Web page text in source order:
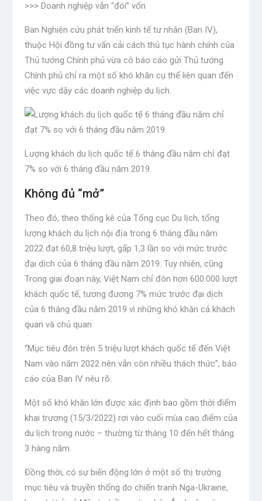
>>> Doanh nghiệp vẫn “đói” vốn
Ban Nghiên cứu phát triển kinh tế tư nhân (Ban IV),
thuộc Hội đồng tư vấn cải cách thủ tục hành chính của
Thủ tướng Chính phủ vừa có báo cáo gửi Thủ tướng
Chính phủ chỉ ra một số khó khăn cụ thể liên quan đến
việc vực dậy các doanh nghiệp du lịch.
Lượng khách du lịch quốc tế 6 tháng đầu năm chỉ đạt
7% so với 6 tháng đầu năm 2019.
Không đủ “mở”
Theo đó, theo thống kê của Tổng cục Du lịch, tổng
lượng khách du lịch nội địa trong 6 tháng đầu năm
2022 đạt 60,8 triệu lượt, gấp 1,3 lần so với mức trước
đại dịch của 6 tháng đầu năm 2019. Tuy nhiên, cũng
Trong giai đoạn này, Việt Nam chỉ đón hơn 600.000 lượt
khách quốc tế, tương đương 7% mức trước đại dịch
của 6 tháng đầu năm 2019 vì những khó khăn cả khách
quan và chủ quan.
“Mục tiêu đón trên 5 triệu lượt khách quốc tế đến Việt
Nam vào năm 2022 nên vẫn còn nhiều thách thức”, báo
cáo của Ban IV nêu rõ.
Một số khó khăn lớn được xác định bao gồm thời điểm
khai trương (15/3/2022) rơi vào cuối mùa cao điểm của
du lịch trong nước – thường từ tháng 10 đến hết tháng
3 hàng năm.
Đồng thời, có sự biến động lớn ở một số thị trường
mục tiêu và truyền thống do chiến tranh Nga-Ukraine,